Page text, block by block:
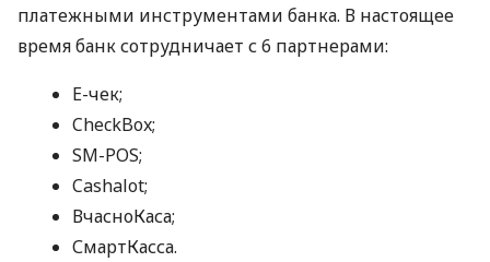
платежными инструментами банка. В настоящее
время банк сотрудничает с 6 партнерами:
E-чек;
CheckBox;
SM-POS;
Cashalot;
ВчасноКаса;
СмартКасса.